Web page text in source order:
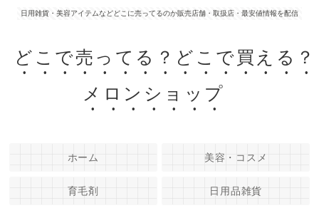
日用雑貨・美容アイテムなどどこに売ってるのか販売店舗・取扱店・最安値情報を配信
どこで売ってる？どこで買える？
メロンショップ
ホーム 美容・コスメ
育毛剤 日用品雑貨